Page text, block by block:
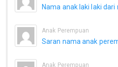
Nama anak laki laki
Anak Perempuan
Saran nama anak
Anak Perempuan